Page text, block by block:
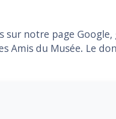
sur notre page
Amis du Musée. Le